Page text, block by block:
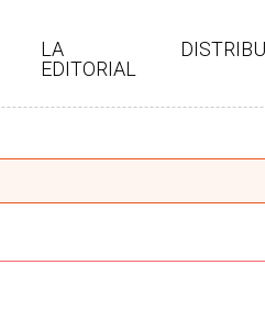
LA
EDITORIAL